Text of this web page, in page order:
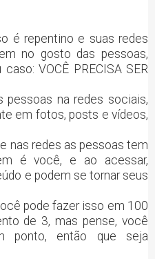
é repentino e suas redes
no gosto das pessoas,
VOCÊ PRECISA SER
pessoas na redes sociais,
em fotos, posts e vídeos,
nas redes as pessoas tem
é você, e ao acessar,
e podem se tornar seus
pode fazer isso em 100
de 3, mas pense, você
ponto, então que seja